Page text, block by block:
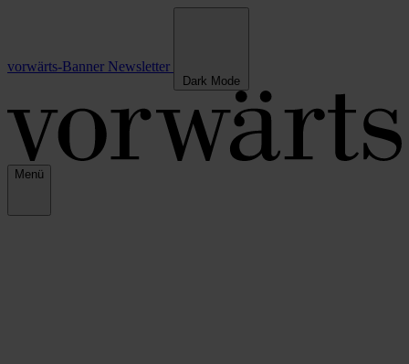
vorwärts-Banner Newsletter
Dark Mode
Menü